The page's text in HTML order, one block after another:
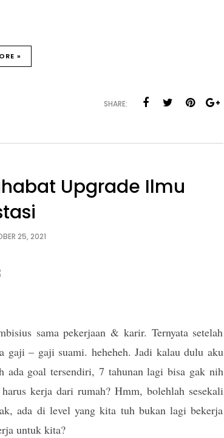
»
SHARE:
Upgrade Ilmu
25, 2021
sama pekerjaan & karir. Ternyata setelah
– gaji suami. heheheh. Jadi kalau dulu aku
ada goal tersendiri, 7 tahunan lagi bisa gak nih
kerja dari rumah? Hmm, bolehlah sesekali
ada di level yang kita tuh bukan lagi bekerja
untuk kita?